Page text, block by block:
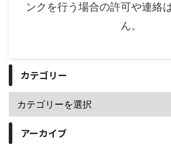
ンクを行う場合の許可や連絡
ん。
カテゴリー
アーカイブ